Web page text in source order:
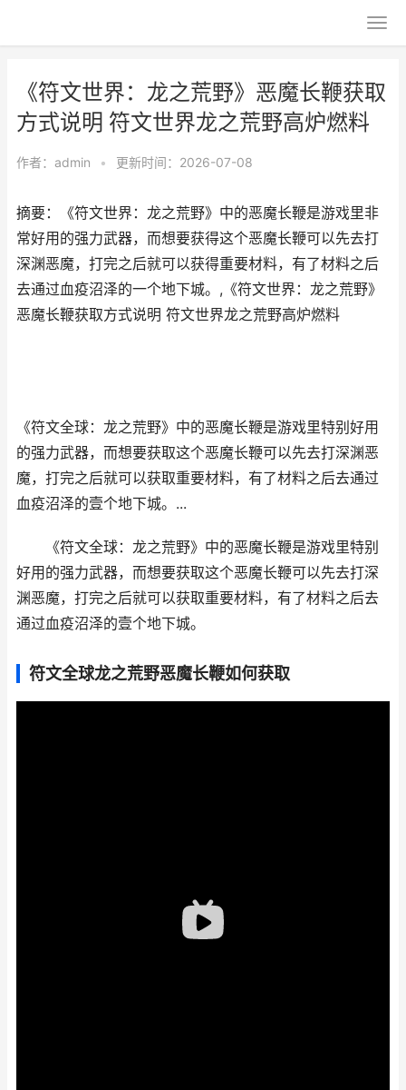
《符文世界：龙之荒野》恶魔长鞭获取
方式说明 符文世界龙之荒野高炉燃料
作者： admin • 更新时间：2026-07-08
摘要：《符文世界：龙之荒野》中的恶魔长鞭是游戏里非
常好用的强力武器，而想要获得这个恶魔长鞭可以先去打
深渊恶魔，打完之后就可以获得重要材料，有了材料之后
去通过血疫沼泽的一个地下城。,《符文世界：龙之荒野》
恶魔长鞭获取方式说明 符文世界龙之荒野高炉燃料
《符文全球：龙之荒野》中的恶魔长鞭是游戏里特别好用
的强力武器，而想要获取这个恶魔长鞭可以先去打深渊恶
魔，打完之后就可以获取重要材料，有了材料之后去通过
血疫沼泽的壹个地下城。...
《符文全球：龙之荒野》中的恶魔长鞭是游戏里特别
好用的强力武器，而想要获取这个恶魔长鞭可以先去打深
渊恶魔，打完之后就可以获取重要材料，有了材料之后去
通过血疫沼泽的壹个地下城。
符文全球龙之荒野恶魔长鞭如何获取